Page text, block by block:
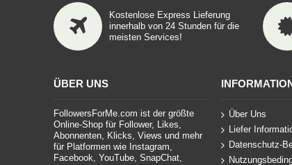
Kostenlose Express Lieferung
innerhalb von 24 Stunden für die
meisten Services!
ÜBER UNS
FollowersForMe.com ist der größte
Online-Shop für Follower, Likes,
Abonnenten, Klicks, Views und mehr
für Platformen wie Instagram,
Facebook, YouTube, SnapChat,
Über Uns
Liefer
Datenschutz-